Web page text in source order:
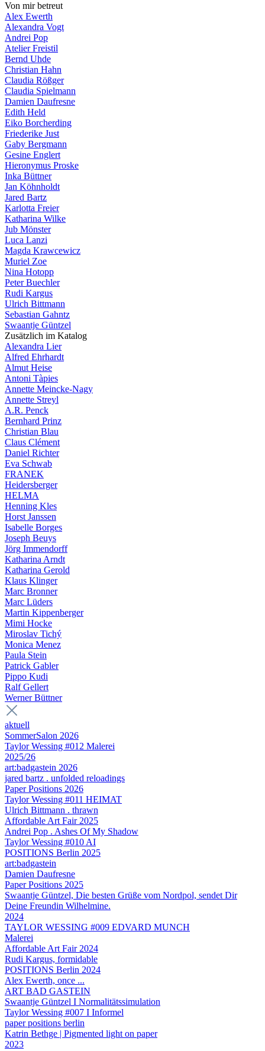
Von mir betreut
Alex Ewerth
Alexandra Vogt
Andrei Pop
Atelier Freistil
Bernd Uhde
Christian Hahn
Claudia Rößger
Claudia Spielmann
Damien Daufresne
Edith Held
Eiko Borcherding
Friederike Just
Gaby Bergmann
Gesine Englert
Hieronymus Proske
Inka Büttner
Jan Köhnholdt
Jared Bartz
Karlotta Freier
Katharina Wilke
Jub Mönster
Luca Lanzi
Magda Krawcewicz
Muriel Zoe
Nina Hotopp
Peter Buechler
Rudi Kargus
Ulrich Bittmann
Sebastian Gahntz
Swaantje Güntzel
Zusätzlich im Katalog
Alexandra Lier
Alfred Ehrhardt
Almut Heise
Antoni Tàpies
Annette Meincke-Nagy
Annette Streyl
A.R. Penck
Bernhard Prinz
Christian Blau
Claus Clément
Daniel Richter
Eva Schwab
FRANEK
Heidersberger
HELMA
Henning Kles
Horst Janssen
Isabelle Borges
Joseph Beuys
Jörg Immendorff
Katharina Arndt
Katharina Gerold
Klaus Klinger
Marc Bronner
Marc Lüders
Martin Kippenberger
Mimi Hocke
Miroslav Tichý
Monica Menez
Paula Stein
Patrick Gabler
Pippo Kudi
Ralf Gellert
Werner Büttner
aktuell
SommerSalon 2026
Taylor Wessing #012 Malerei
2025/26
art:badgastein 2026
jared bartz . unfolded reloadings
Paper Positions 2026
Taylor Wessing #011 HEIMAT
Ulrich Bittmann . thrawn
Affordable Art Fair 2025
Andrei Pop . Ashes Of My Shadow
Taylor Wessing #010 AI
POSITIONS Berlin 2025
art:badgastein
Damien Daufresne
Paper Positions 2025
Swaantje Güntzel, Die besten Grüße vom Nordpol, sendet Dir
Deine Freundin Wilhelmine.
2024
TAYLOR WESSING #009 EDVARD MUNCH
Malerei
Affordable Art Fair 2024
Rudi Kargus, formidable
POSITIONS Berlin 2024
Alex Ewerth, once ...
ART BAD GASTEIN
Swaantje Güntzel I Normalitätssimulation
Taylor Wessing #007 I Informel
paper positions berlin
Katrin Bethge | Pigmented light on paper
2023